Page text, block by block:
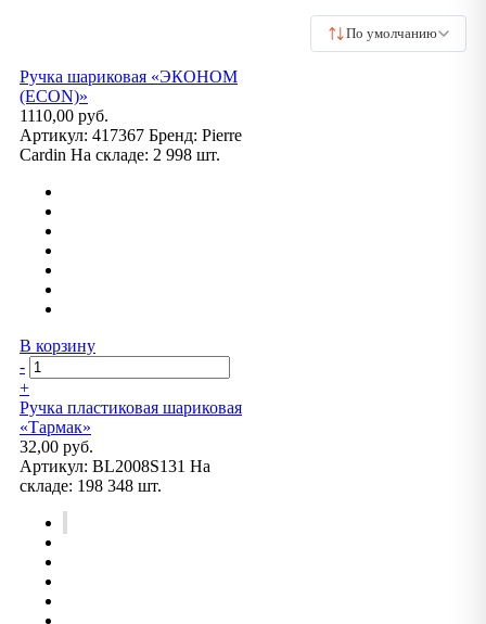
По умолчанию
Ручка шариковая «ЭКОНОМ
(ECON)»
1110,00 руб.
Артикул: 417367 Бренд: Pierre
Cardin На складе: 2 998 шт.
В корзину
-
+
Ручка пластиковая шариковая
«Тармак»
32,00 руб.
Артикул: BL2008S131 На
складе: 198 348 шт.